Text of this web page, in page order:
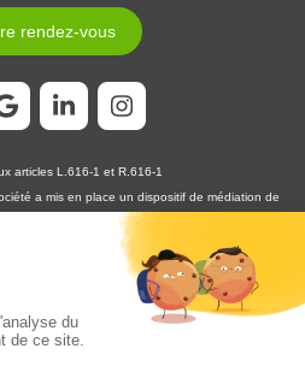
rendez-vous
articles L.616-1 et R.616-1
a mis en place un dispositif de médiation de
MEDIATION CONSOMMATION
déposer votre réclamation sur son site
ou par voie postale en écrivant à :
DÉVELOPPEMENT